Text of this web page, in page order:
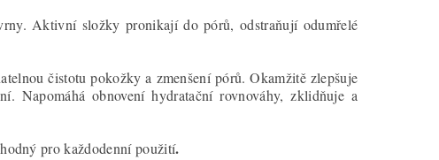
Aktivní složky pronikají do pórů, odstraňují odumřelé
čistotu pokožky a zmenšení pórů. Okamžitě zlepšuje
Napomáhá obnovení hydratační rovnováhy, zklidňuje a
pro každodenní použití.